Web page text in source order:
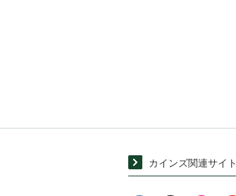
カインズ関連サイト